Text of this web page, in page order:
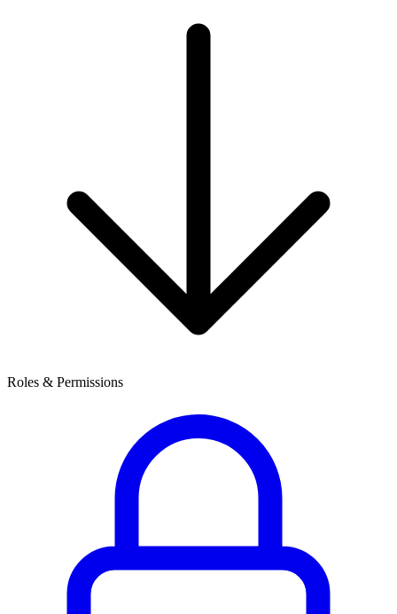
Roles & Permissions